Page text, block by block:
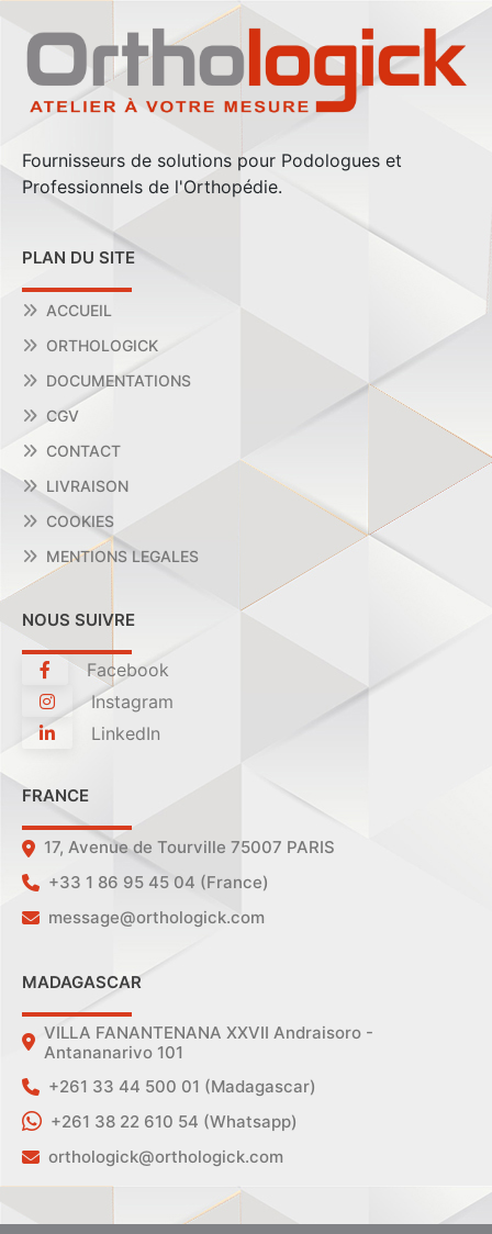
Fournisseurs de solutions pour Podologues et
Professionnels de l'Orthopédie.
PLAN DU SITE
ACCUEIL
ORTHOLOGICK
DOCUMENTATIONS
CGV
CONTACT
LIVRAISON
COOKIES
MENTIONS LEGALES
NOUS SUIVRE
Facebook
Instagram
LinkedIn
FRANCE
17, Avenue de Tourville 75007 PARIS
+33 1 86 95 45 04 (France)
message@orthologick.com
MADAGASCAR
VILLA FANANTENANA XXVII Andraisoro -
Antananarivo 101
+261 33 44 500 01 (Madagascar)
+261 38 22 610 54 (Whatsapp)
orthologick@orthologick.com